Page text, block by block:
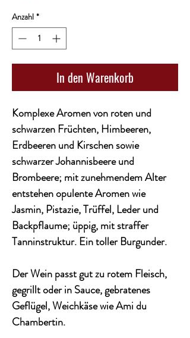
Anzahl *
In den Warenkorb
Komplexe Aromen von roten und
schwarzen Früchten, Himbeeren,
Erdbeeren und Kirschen sowie
schwarzer Johannisbeere und
Brombeere; mit zunehmendem Alter
entstehen opulente Aromen wie
Jasmin, Pistazie, Trüffel, Leder und
Backpflaume; üppig, mit straffer
Tanninstruktur. Ein toller Burgunder.
Der Wein passt gut zu rotem Fleisch,
gegrillt oder in Sauce, gebratenes
Geflügel, Weichkäse wie Ami du
Chambertin.